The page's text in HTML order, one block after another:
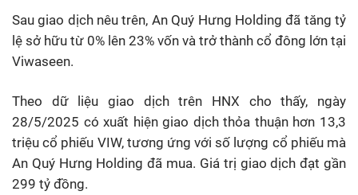
Sau giao dịch nêu trên, An Quý Hưng Holding đã tăng tỷ
lệ sở hữu từ 0% lên 23% vốn và trở thành cổ đông lớn tại
Viwaseen.
Theo dữ liệu giao dịch trên HNX cho thấy, ngày
28/5/2025 có xuất hiện giao dịch thỏa thuận hơn 13,3
triệu cổ phiếu VIW, tương ứng với số lượng cổ phiếu mà
An Quý Hưng Holding đã mua. Giá trị giao dịch đạt gần
299 tỷ đồng.